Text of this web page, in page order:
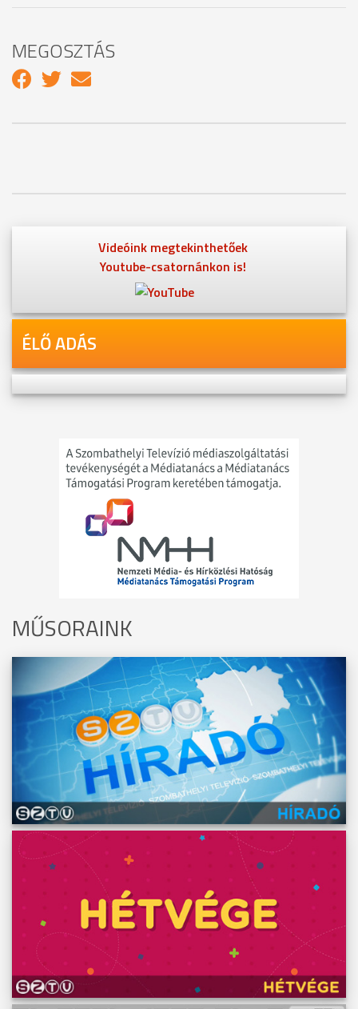
MEGOSZTÁS
Videóink megtekinthetőek
Youtube-csatornánkon is!
ÉLŐ ADÁS
MŰSORAINK